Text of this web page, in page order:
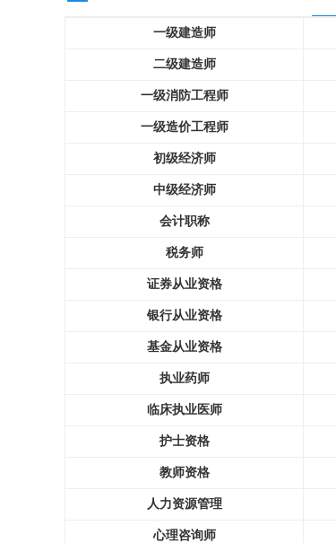
一级建造师
二级建造师
一级消防工程师
一级造价工程师
初级经济师
中级经济师
会计职称
税务师
证券从业资格
银行从业资格
基金从业资格
执业药师
临床执业医师
护士资格
教师资格
人力资源管理
心理咨询师